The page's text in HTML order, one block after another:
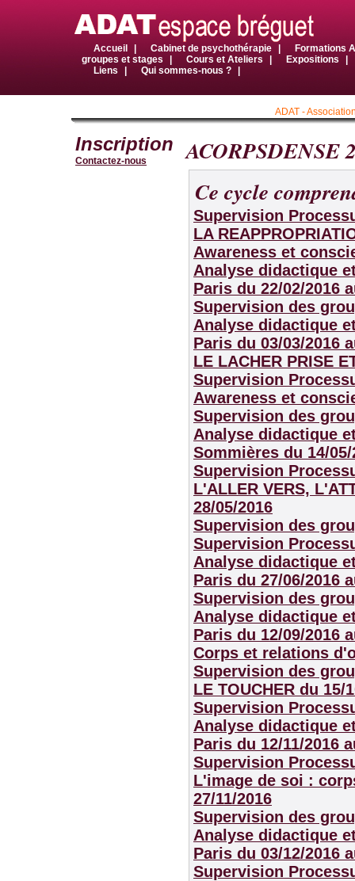
Accueil Cabinet de psychothérapie
Formations
groupes et stages
Cours et Ateliers Expositions
Liens
Qui sommes-nous ?
ADAT -
Inscription
Contactez-nous
ACORPSDENSE
Ce cycle
Supervision
LA
Awareness et
Analyse didactique
Paris du 22/02/2016
Supervision des
Analyse didactique
Paris du 03/03/2016
LE LACHER PRISE
Supervision
Awareness et
Supervision des
Analyse didactique
Sommières du 14/
Supervision
L'ALLER VERS,
28/05/2016
Supervision des
Supervision
Analyse didactique
Paris du 27/06/2016
Supervision des
Analyse didactique
Paris du 12/09/2016
Corps et relations
Supervision des
LE TOUCHER du 15/
Supervision
Analyse didactique
Paris du 12/11/2016
Supervision
L'image de soi :
27/11/2016
Supervision des
Analyse didactique
Paris du 03/12/2016
Supervision